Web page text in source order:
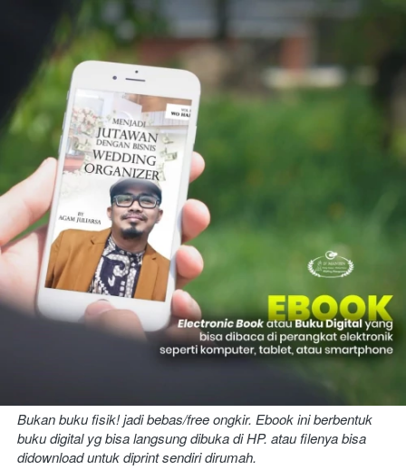
Bukan buku fisik! jadi bebas/free ongkir. Ebook ini berbentuk
buku digital yg bisa langsung dibuka di HP. atau filenya bisa
didownload untuk diprint sendiri dirumah.